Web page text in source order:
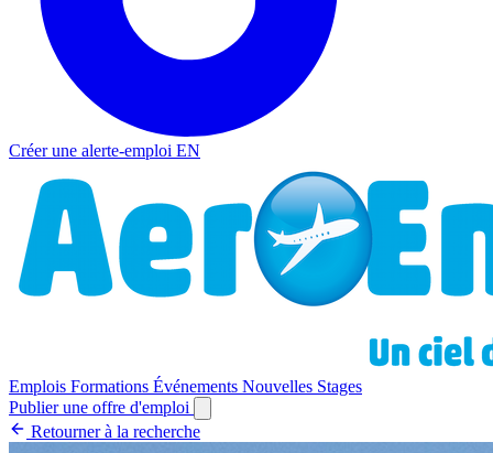
Créer une alerte-emploi EN
Emplois Formations Événements Nouvelles Stages
Publier une offre d'emploi
Retourner à la recherche